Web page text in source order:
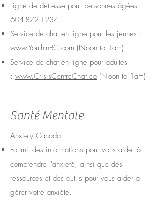
Ligne de détresse pour personnes âgées :
604-872-1234
Service de chat en ligne pour les jeunes :
www.YouthInBC.com (Noon to 1am)
Service de chat en ligne pour adultes
: www.CrisisCentreChat.ca (Noon to 1am)
Santé Mentale
Anxiety Canada
Fournit des informations pour vous aider à
comprendre l'anxiété, ainsi que des
ressources et des outils pour vous aider à
gérer votre anxiété.